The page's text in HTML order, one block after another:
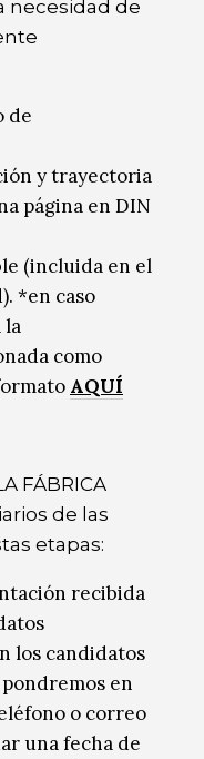
necesidad de
de
y trayectoria
página en DIN
(incluida en el
*en caso
la
como
AQUÍ
FÁBRICA
de las
etapas:
recibida
los candidatos
en
o correo
una fecha de